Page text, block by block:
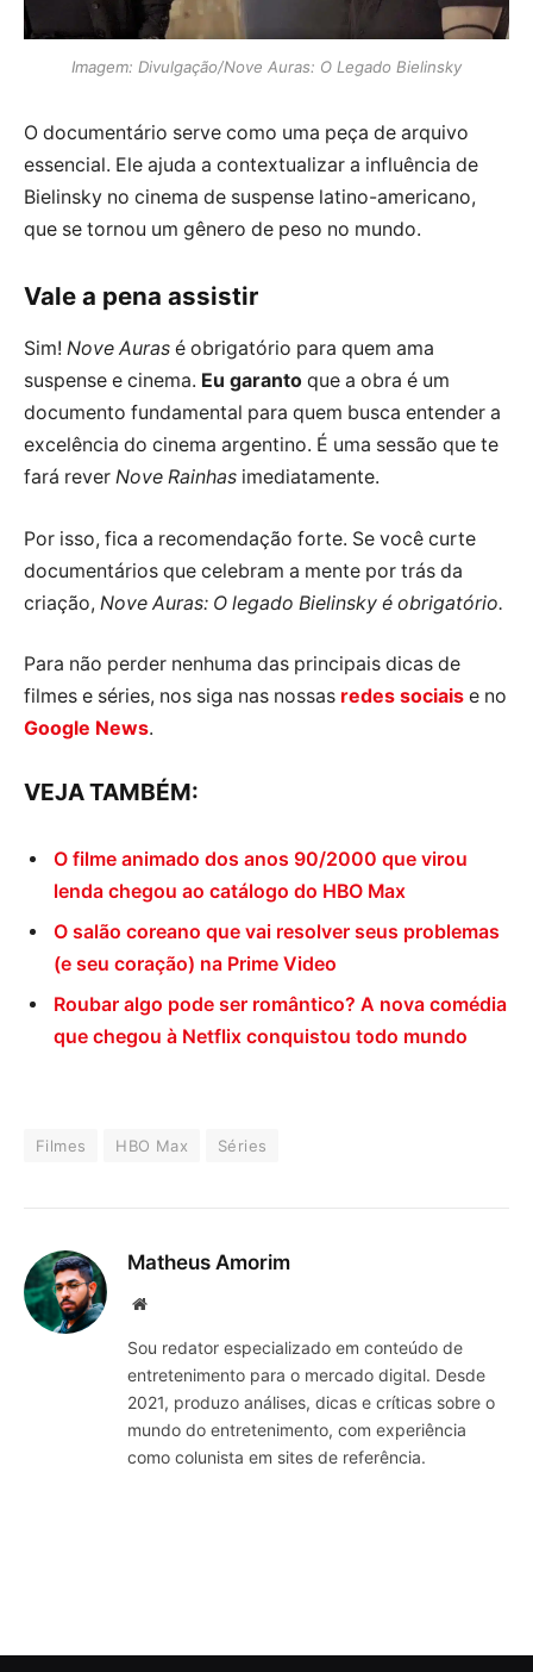
Imagem: Divulgação/Nove Auras: O Legado Bielinsky
O documentário serve como uma peça de arquivo
essencial. Ele ajuda a contextualizar a influência de
Bielinsky no cinema de suspense latino-americano,
que se tornou um gênero de peso no mundo.
Vale a pena assistir
Sim! Nove Auras é obrigatório para quem ama
suspense e cinema. Eu garanto que a obra é um
documento fundamental para quem busca entender a
excelência do cinema argentino. É uma sessão que te
fará rever Nove Rainhas imediatamente.
Por isso, fica a recomendação forte. Se você curte
documentários que celebram a mente por trás da
criação, Nove Auras: O legado Bielinsky é obrigatório.
Para não perder nenhuma das principais dicas de
filmes e séries, nos siga nas nossas redes sociais e no
Google News.
VEJA TAMBÉM:
O filme animado dos anos 90/2000 que virou
lenda chegou ao catálogo do HBO Max
O salão coreano que vai resolver seus problemas
(e seu coração) na Prime Video
Roubar algo pode ser romântico? A nova comédia
que chegou à Netflix conquistou todo mundo
Filmes HBO Max Séries
Matheus Amorim
Website
Sou redator especializado em conteúdo de
entretenimento para o mercado digital. Desde
2021, produzo análises, dicas e críticas sobre o
mundo do entretenimento, com experiência
como colunista em sites de referência.